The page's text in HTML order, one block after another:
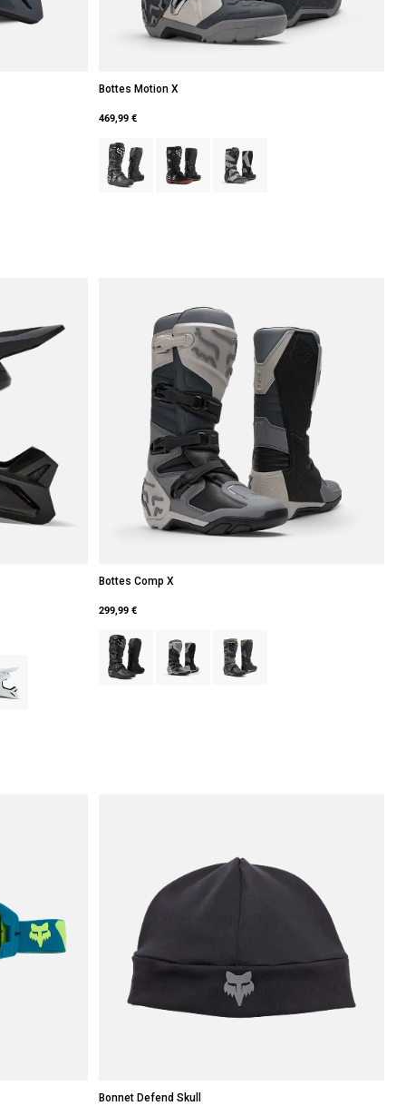
type of Blanc mat.
Bottes Motion X
469,99 €
Product swatch type of Noir.
Product swatch type of Noir/Gomme.
Product swatch type of Blanc
type of Noir mat.
swatch type of Blanc mat.
Bottes Comp X
299,99 €
Product swatch type of Noir.
Product swatch type of Blanc craie.
Product swatch type of Gris/Noir.
Bonnet Defend Skull